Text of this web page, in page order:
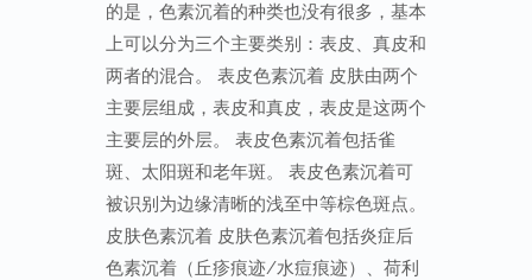
的是，色素沉着的种类也没有很多，基本
上可以分为三个主要类别：表皮、真皮和
两者的混合。 表皮色素沉着 皮肤由两个
主要层组成，表皮和真皮，表皮是这两个
主要层的外层。 表皮色素沉着包括雀
斑、太阳斑和老年斑。 表皮色素沉着可
被识别为边缘清晰的浅至中等棕色斑点。
皮肤色素沉着 皮肤色素沉着包括炎症后
色素沉着（丘疹痕迹/水痘痕迹）、荷利